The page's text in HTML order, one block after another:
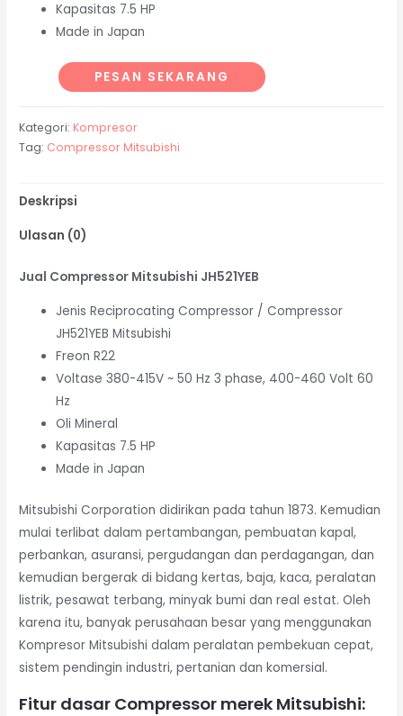
Kapasitas 7.5 HP
Made in Japan
PESAN SEKARANG
Kategori: Kompresor
Tag: Compressor Mitsubishi
Deskripsi
Ulasan (0)
Jual Compressor Mitsubishi JH521YEB
Jenis Reciprocating Compressor / Compressor
JH521YEB Mitsubishi
Freon R22
Voltase 380-415V ~ 50 Hz 3 phase, 400-460 Volt 60
Hz
Oli Mineral
Kapasitas 7.5 HP
Made in Japan
Mitsubishi Corporation didirikan pada tahun 1873. Kemudian
mulai terlibat dalam pertambangan, pembuatan kapal,
perbankan, asuransi, pergudangan dan perdagangan, dan
kemudian bergerak di bidang kertas, baja, kaca, peralatan
listrik, pesawat terbang, minyak bumi dan real estat. Oleh
karena itu, banyak perusahaan besar yang menggunakan
Kompresor Mitsubishi dalam peralatan pembekuan cepat,
sistem pendingin industri, pertanian dan komersial.
Fitur dasar Compressor merek Mitsubishi: